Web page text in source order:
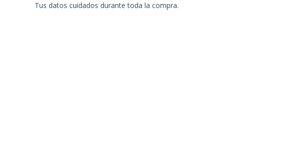
Tus datos cuidados durante toda la compra.